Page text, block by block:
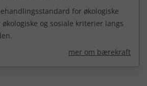
for økologiske
og sosiale kriterier langs
mer om bærekraft